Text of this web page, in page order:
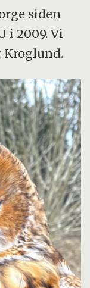
siden
i 2009. Vi
Kroglund.